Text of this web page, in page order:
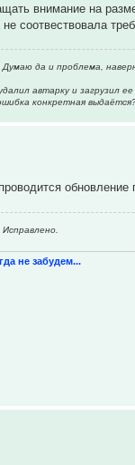
внимание на
соотвествовала
Думаю да и проблема,
автарку и загрузил
конкретная
Исправлено.
не забудем...